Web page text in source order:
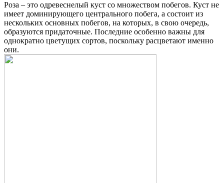
Роза – это одревеснелый куст со множеством побегов. Куст не
имеет доминирующего центрального побега, а состоит из
нескольких основных побегов, на которых, в свою очередь,
образуются придаточные. Последние особенно важны для
однократно цветущих сортов, поскольку расцветают именно
они.